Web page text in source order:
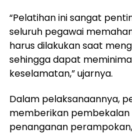
“Pelatihan ini sangat
seluruh pegawai
harus dilakukan saat
sehingga dapat
keselamatan,” ujarnya.
Dalam pelaksanaannya,
memberikan
penanganan